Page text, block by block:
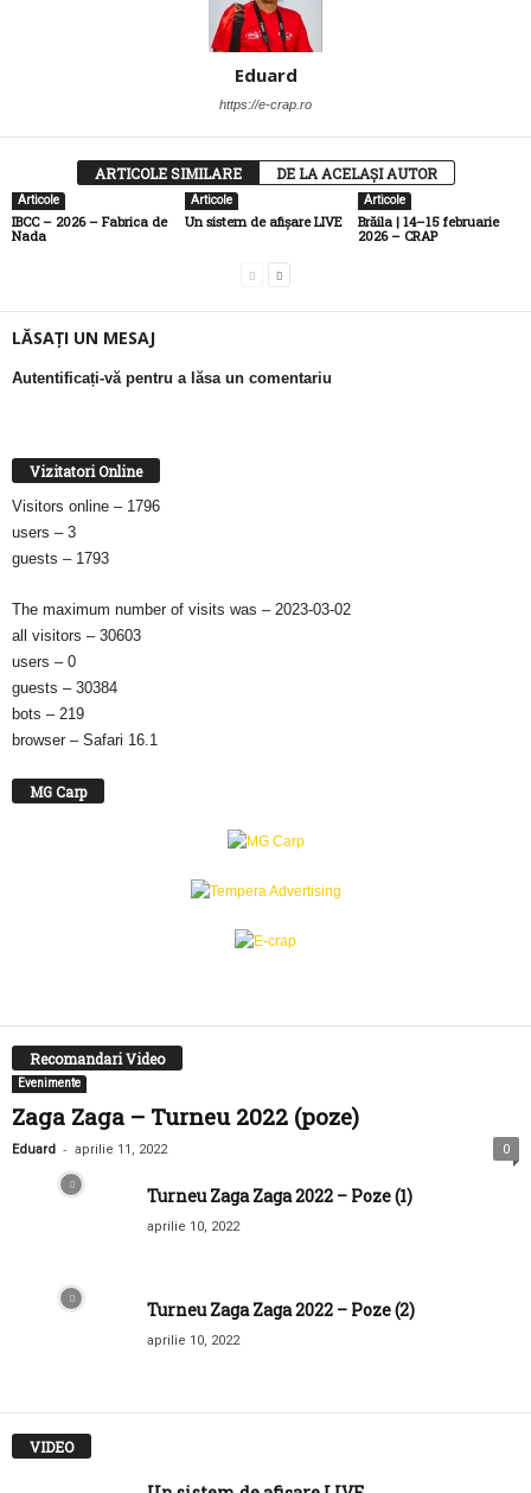
Eduard
https://e-crap.ro
ARTICOLE SIMILARE DE LA ACELAȘI AUTOR
Articole
IBCC – 2026 – Fabrica de
Nada
Articole
Un sistem de afișare LIVE
Articole
Brăila | 14–15 februarie
2026 – CRAP
LĂSAȚI UN MESAJ
Autentificați-vă pentru a lăsa un comentariu
Vizitatori Online
Visitors online – 1796
users – 3
guests – 1793
The maximum number of visits was – 2023-03-02
all visitors – 30603
users – 0
guests – 30384
bots – 219
browser – Safari 16.1
MG Carp
Recomandari Video
Evenimente
Zaga Zaga – Turneu 2022 (poze)
Eduard - aprilie 11, 2022 0
Turneu Zaga Zaga 2022 – Poze (1)
aprilie 10, 2022
Turneu Zaga Zaga 2022 – Poze (2)
aprilie 10, 2022
VIDEO